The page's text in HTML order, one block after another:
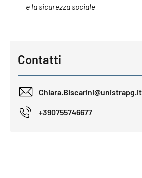
e la sicurezza sociale
Contatti
Chiara.Biscarini@unistrapg.it
+390755746677